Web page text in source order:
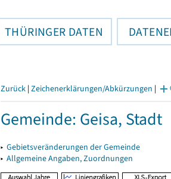
THÜRINGER DATEN
Zurück | Zeichenerklärungen/Abkürzungen |
Gemeinde: Geisa, Stadt
▸ Gebietsveränderungen der Gemeinde
▸ Allgemeine Angaben, Zuordnungen